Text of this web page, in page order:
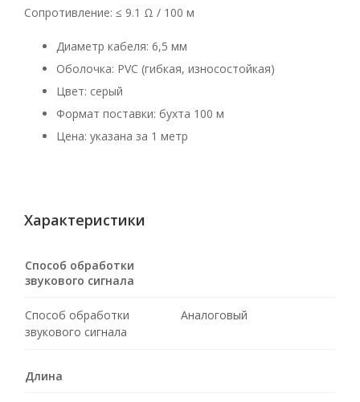
Сопротивление: ≤ 9.1 Ω / 100 м
Диаметр кабеля: 6,5 мм
Оболочка: PVC (гибкая, износостойкая)
Цвет: серый
Формат поставки: бухта 100 м
Цена: указана за 1 метр
Характеристики
Способ обработки
звукового сигнала
Способ обработки
звукового сигнала
Аналоговый
Длина